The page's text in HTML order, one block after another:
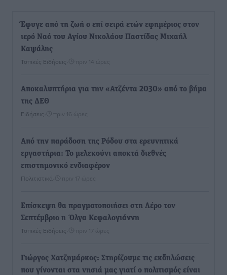
Έφυγε από τη ζωή ο επί σειρά ετών εφημέριος στον
ιερό Ναό του Αγίου Νικολάου Παστίδας Μιχαήλ
Καψάλης
Τοπικές Ειδήσεις πριν 14 ώρες
Αποκαλυπτήρια για την «Ατζέντα 2030» από το βήμα
της ΔΕΘ
Ειδήσεις πριν 16 ώρες
Από την παράδοση της Ρόδου στα ερευνητικά
εργαστήρια: Το μελεκούνι αποκτά διεθνές
επιστημονικό ενδιαφέρον
Πολιτιστικά πριν 17 ώρες
Επίσκεψη θα πραγματοποιήσει στη Λέρο τον
Σεπτέμβριο η Όλγα Κεφαλογιάννη
Τοπικές Ειδήσεις πριν 17 ώρες
Γιώργος Χατζημάρκος: Στηρίζουμε τις εκδηλώσεις
που γίνονται στα νησιά μας γιατί ο πολιτισμός είναι